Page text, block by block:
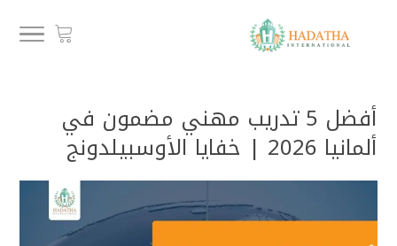
أفضل 5 تدريب مهني مضمون في
ألمانيا 2026 | خفايا الأوسبيلدونج